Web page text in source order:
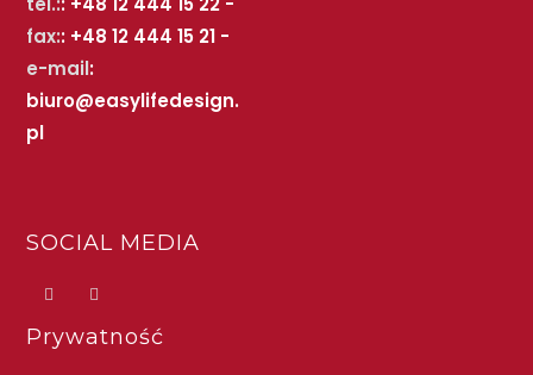
fax:: +48 12 444 15 21 -
e-mail:
biuro@easylifedesign.
pl
SOCIAL MEDIA
Prywatność